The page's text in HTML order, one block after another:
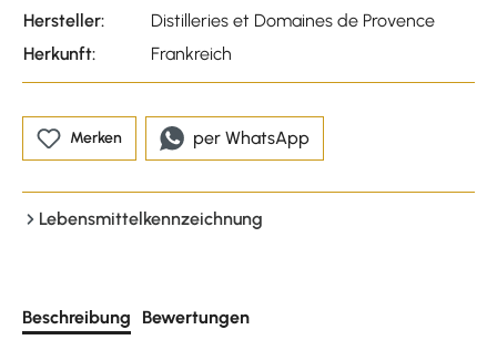
Hersteller:
Distilleries et Domaines de Provence
Herkunft:
Frankreich
Merken per WhatsApp
Lebensmittelkennzeichnung
Beschreibung Bewertungen